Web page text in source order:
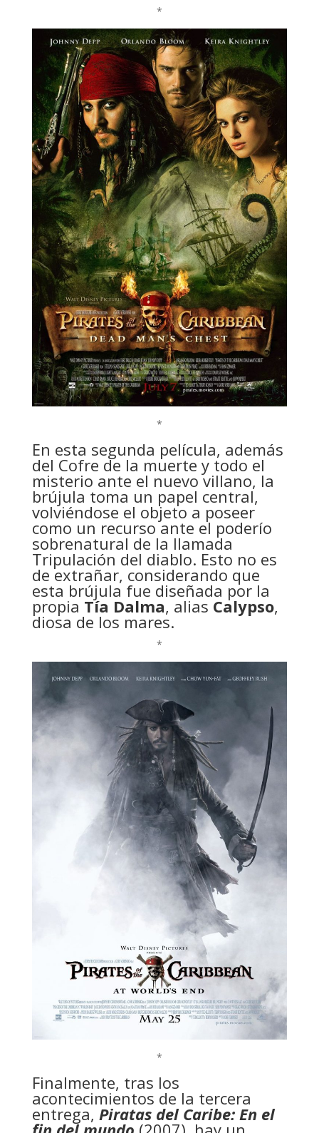
*
*
En esta segunda película, además
del Cofre de la muerte y todo el
misterio ante el nuevo villano, la
brújula toma un papel central,
volviéndose el objeto a poseer
como un recurso ante el poderío
sobrenatural de la llamada
Tripulación del diablo. Esto no es
de extrañar, considerando que
esta brújula fue diseñada por la
propia Tía Dalma, alias Calypso,
diosa de los mares.
*
*
Finalmente, tras los
acontecimientos de la tercera
entrega, Piratas del Caribe: En el